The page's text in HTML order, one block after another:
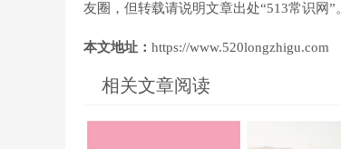
友圈，但转载请说明文章出处“513常识网”。
本文地址： https://www.520longzhigu.com
相关文章阅读